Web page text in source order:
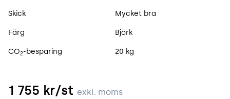
Skick Mycket bra
Färg Björk
CO2-besparing 20 kg
1 755 kr/st exkl. moms